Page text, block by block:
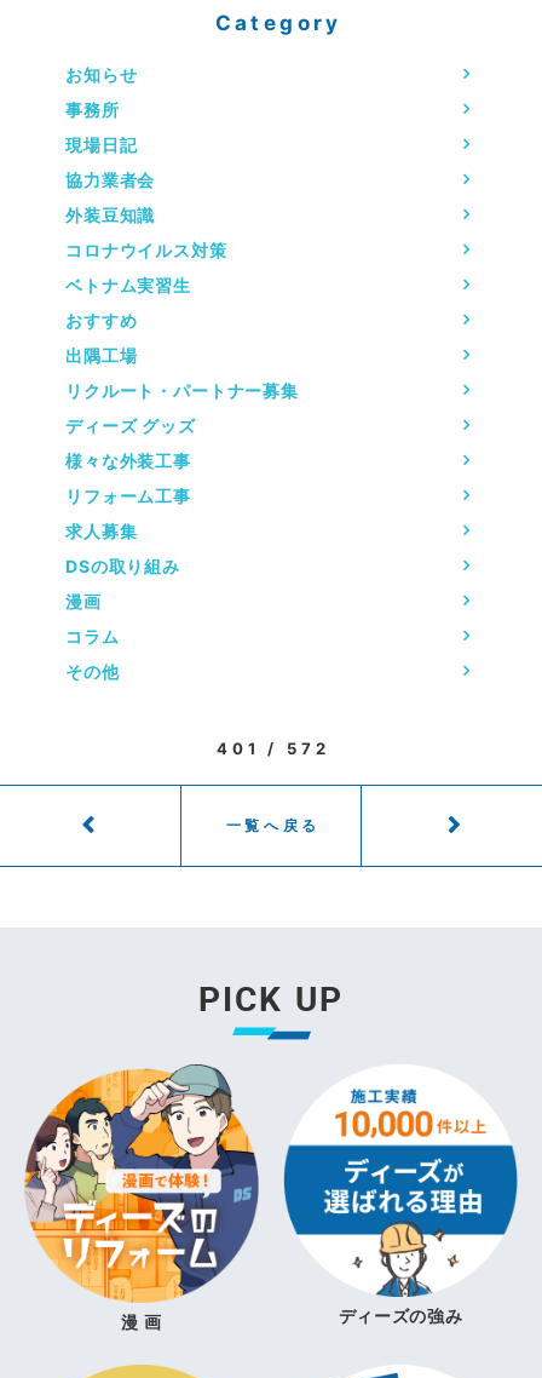
Category
お知らせ
事務所
現場日記
協力業者会
外装豆知識
コロナウイルス対策
ベトナム実習生
おすすめ
出隅工場
リクルート・パートナー募集
ディーズ グッズ
様々な外装工事
リフォーム工事
求人募集
DSの取り組み
漫画
コラム
その他
401 / 572
一覧へ戻る
PICK UP
漫 画 ディーズの強み